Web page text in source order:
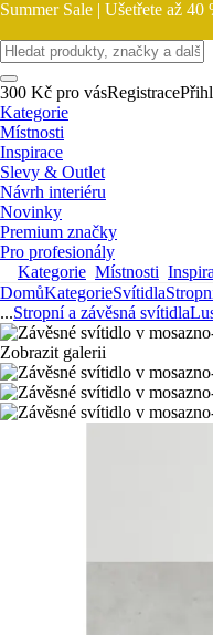
Summer Sale | Ušetřete až 40
300 Kč pro vásRegistrace
Kategorie
Místnosti
Inspirace
Slevy & Outlet
Návrh interiéru
Novinky
Premium značky
Pro profesionály
Kategorie Místnosti
DomůKategorieSvítidla
...Stropní a závěsná svítidla
Zobrazit galerii